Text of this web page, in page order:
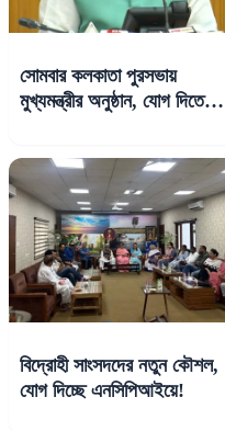
সোমবার কলকাতা পুরসভায়
মুখ্যমন্ত্রীর অনুষ্ঠান, যোগ দিতে
বিদ্রোহী সাংসদদের নতুন কৌশল,
যোগ দিচ্ছে এনসিপিআইয়ে!